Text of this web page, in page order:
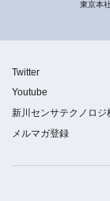
東京本
Twitter
Youtube
新川センサテクノロジ
メルマガ登録